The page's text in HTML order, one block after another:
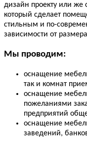
дизайн проекту или же
который сделает
стильным и по-
зависимости от
Мы проводим:
оснащение
так и комнат
оснащение
пожеланиями
предприятий
оснащение
заведений,